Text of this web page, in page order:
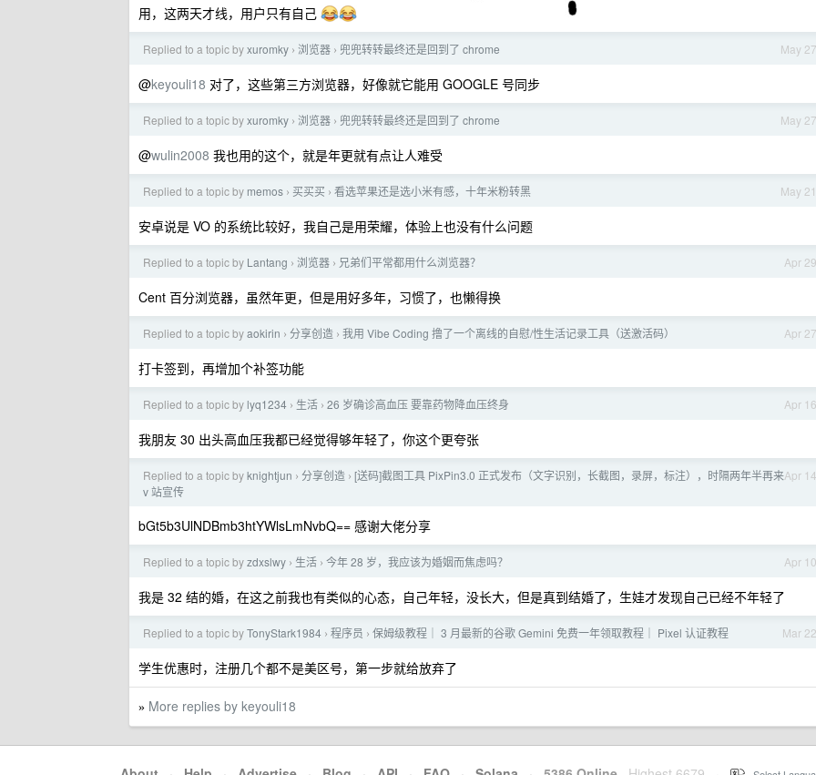
用，这两天才线，用户只有自己
May 27
Replied to a topic byxuromky › 浏览器 › 兜兜转转最终还是回到了 chrome
@keyouli18 对了，这些第三方浏览器，好像就它能用 GOOGLE 号同步
May 27
Replied to a topic byxuromky › 浏览器 › 兜兜转转最终还是回到了 chrome
@wulin2008 我也用的这个，就是年更就有点让人难受
May 21
Replied to a topic by memos › 买买买 › 看选苹果还是选小米有感，十年米粉转黑
安卓说是 VO 的系统比较好，我自己是用荣耀，体验上也没有什么问题
Apr 29
Replied to a topic by Lantang › 浏览器 › 兄弟们平常都用什么浏览器？
Cent 百分浏览器，虽然年更，但是用好多年，习惯了，也懒得换
Apr 27
Replied to a topic byaokirin › 分享创造 › 我用 Vibe Coding 撸了一个离线的自慰/性生活记录工具（送激活码）
打卡签到，再增加个补签功能
Apr 16
Replied to a topic by lyq1234 › 生活 › 26 岁确诊高血压 要靠药物降血压终身
我朋友 30 出头高血压我都已经觉得够年轻了，你这个更夸张
Apr 14
Replied to a topic byknightjun › 分享创造 › [送码]截图工具 PixPin3.0 正式发布（文字识别，长截图，录屏，标注），时隔两年半再来
v 站宣传
bGt5b3UlNDBmb3htYWlsLmNvbQ== 感谢大佬分享
Apr 10
Replied to a topic byzdxslwy › 生活 › 今年 28 岁，我应该为婚姻而焦虑吗？
我是 32 结的婚，在这之前我也有类似的心态，自己年轻，没长大，但是真到结婚了，生娃才发现自己已经不年轻了
Mar 22
Replied to a topic byTonyStark1984 › 程序员 › 保姆级教程｜ 3 月最新的谷歌 Gemini 免费一年领取教程｜ Pixel 认证教程
学生优惠时，注册几个都不是美区号，第一步就给放弃了
» More replies by keyouli18